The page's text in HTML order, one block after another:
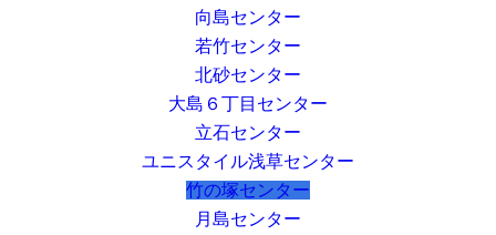
向島センター
若竹センター
北砂センター
大島６丁目センター
立石センター
ユニスタイル浅草センター
竹の塚センター
月島センター